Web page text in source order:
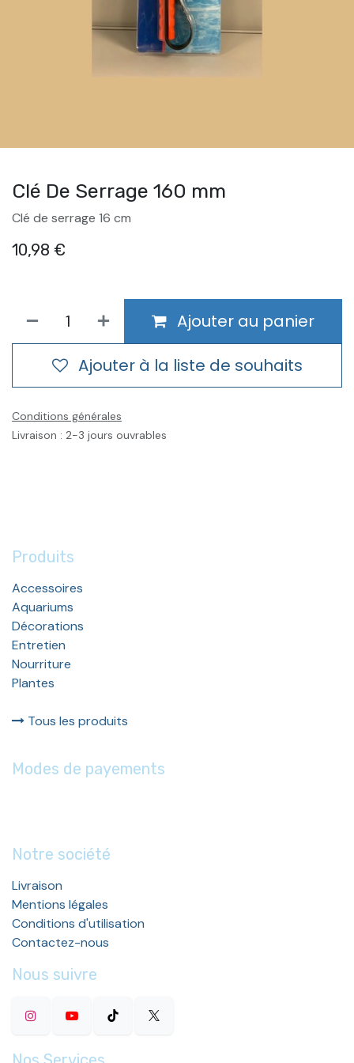
Clé De Serrage 160 mm
Clé de serrage 16 cm
10,98 €
Ajouter au panier
Ajouter à la liste de souhaits
Conditions générales
Livraison : 2-3 jours ouvrables
Produits
Accessoires
Aquariums
Décorations
Entretien
Nourriture
Plantes
Tous les produits
Modes de payements
Notre société
Livraison
Mentions légales
Conditions d'utilisation
Contactez-nous
Nous suivre